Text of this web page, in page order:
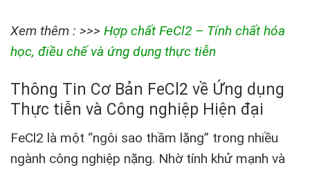
Xem thêm : >>> Hợp chất FeCl2 – Tính chất hóa
học, điều chế và ứng dụng thực tiễn
Thông Tin Cơ Bản FeCl2 về Ứng dụng
Thực tiễn và Công nghiệp Hiện đại
FeCl2 là một “ngôi sao thầm lặng” trong nhiều
ngành công nghiệp nặng. Nhờ tính khử mạnh và